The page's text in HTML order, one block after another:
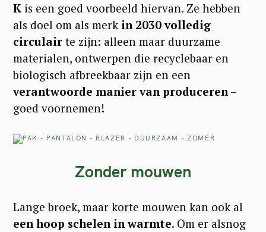
K is een goed voorbeeld hiervan. Ze hebben
als doel om als merk in 2030 volledig
circulair te zijn: alleen maar duurzame
materialen, ontwerpen die recyclebaar en
biologisch afbreekbaar zijn en een
verantwoorde manier van produceren–
goed voornemen!
Zonder mouwen
Lange broek, maar korte mouwen kan ook al
een hoop schelen in warmte. Om er alsnog